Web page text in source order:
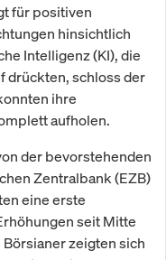
für positiven
hinsichtlich
Intelligenz (KI), die
drückten, schloss der
ihre
aufholen.
der bevorstehenden
Zentralbank (EZB)
eine erste
seit Mitte
zeigten sich